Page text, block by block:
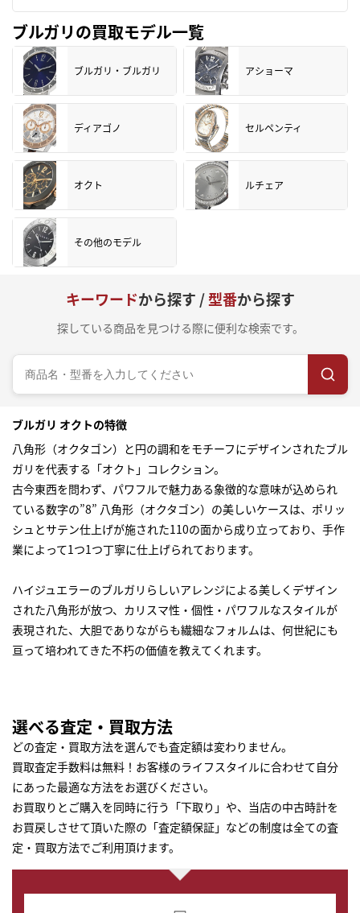
ブルガリの買取モデル一覧
ブルガリ・ブルガリ アショーマ
ディアゴノ セルペンティ
オクト ルチェア
その他のモデル
キーワードから探す /型番から探す
探している商品を見つける際に便利な検索です。
ブルガリ オクトの特徴
八角形（オクタゴン）と円の調和をモチーフにデザインされたブル
ガリを代表する「オクト」コレクション。
古今東西を問わず、パワフルで魅力ある象徴的な意味が込められ
ている数字の”8” 八角形（オクタゴン）の美しいケースは、ポリッ
シュとサテン仕上げが施された110の面から成り立っており、手作
業によって1つ1つ丁寧に仕上げられております。
ハイジュエラーのブルガリらしいアレンジによる美しくデザイン
された八角形が放つ、カリスマ性・個性・パワフルなスタイルが
表現された、大胆でありながらも繊細なフォルムは、何世紀にも
亘って培われてきた不朽の価値を教えてくれます。
選べる査定・買取方法
どの査定・買取方法を選んでも査定額は変わりません。
買取査定手数料は無料！お客様のライフスタイルに合わせて自分
にあった最適な方法をお選びください。
お買取りとご購入を同時に行う「下取り」や、当店の中古時計を
お買戻しさせて頂いた際の「査定額保証」などの制度は全ての査
定・買取方法でご利用頂けます。